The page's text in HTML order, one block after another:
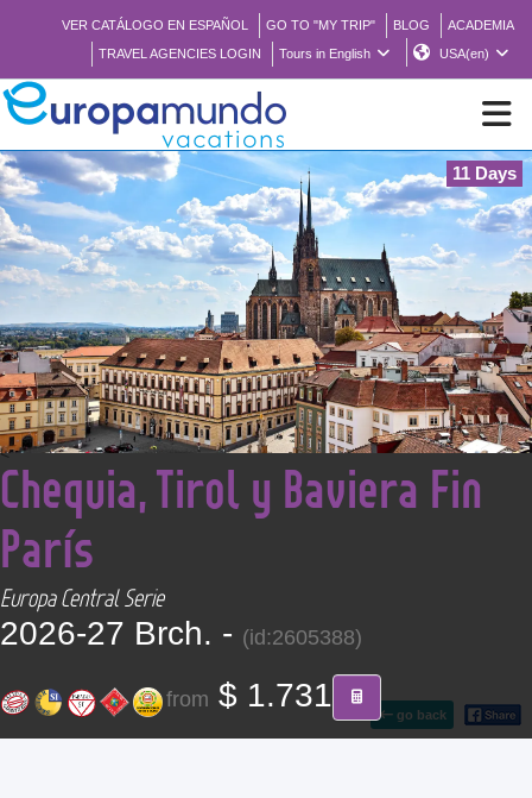
VER CATÁLOGO EN ESPAÑOL GO TO "MY TRIP" BLOG
ACADEMIA
TRAVEL AGENCIES LOGIN
Tours in English USA(en)
NEW
BROCHURE PDF
WHERE TO BUY
FEATURED
ABOUT US
11 Days
go back
<
Chequia, Tirol y Baviera Fin
París
Europa Central Serie
2026-27 Brch. - (id:2605388)
from $ 1.731